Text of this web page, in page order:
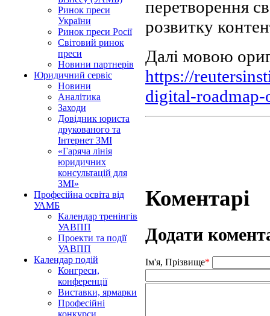
Ринок преси
України
Ринок преси Росії
Світовий ринок
преси
Новини партнерів
Юридичний сервіс
Новини
Аналітика
Заходи
Довідник юриста
друкованого та
Інтернет ЗМІ
«Гаряча лінія
юридичних
консультацій для
ЗМІ»
Професійна освіта від
УАМБ
Календар тренінгів
УАВПП
Проекти та події
УАВПП
Календар подій
Конгреси,
конференції
Виставки, ярмарки
Професійні
конкурси
перетворення
розвитку
Далі мовою
https://
digital-
Коментарі
Додати
Ім'я, Прізвище*